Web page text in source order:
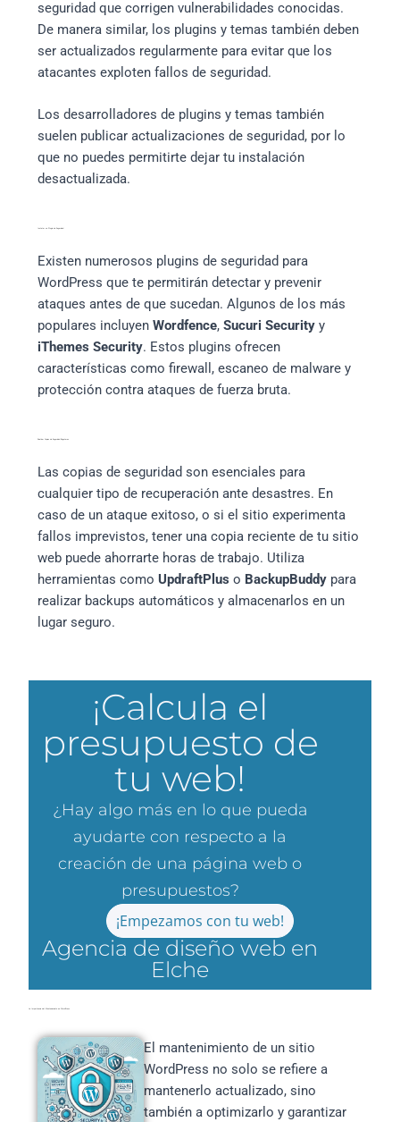
seguridad que corrigen vulnerabilidades conocidas.
De manera similar, los plugins y temas también deben
ser actualizados regularmente para evitar que los
atacantes exploten fallos de seguridad.
Los desarrolladores de plugins y temas también
suelen publicar actualizaciones de seguridad, por lo
que no puedes permitirte dejar tu instalación
desactualizada.
Existen numerosos plugins de seguridad para
WordPress que te permitirán detectar y prevenir
ataques antes de que sucedan. Algunos de los más
populares incluyenWordfence,Sucuri Security y
iThemes Security. Estos plugins ofrecen
características como firewall, escaneo de malware y
protección contra ataques de fuerza bruta.
Las copias de seguridad son esenciales para
cualquier tipo de recuperación ante desastres. En
caso de un ataque exitoso, o si el sitio experimenta
fallos imprevistos, tener una copia reciente de tu sitio
web puede ahorrarte horas de trabajo. Utiliza
herramientas comoUpdraftPlus o BackupBuddy para
realizar backups automáticos y almacenarlos en un
lugar seguro.
¡Calcula el
presupuesto de
tu web!
¿Hay algo más en lo que pueda
ayudarte con respecto a la
creación de una página web o
presupuestos?
¡Empezamos con tu web!
Agencia de diseño web en
Elche
La Importancia del Mantenimiento en WordPress
El mantenimiento de un sitio
WordPress no solo se refiere a
mantenerlo actualizado, sino
también a optimizarlo y garantizar